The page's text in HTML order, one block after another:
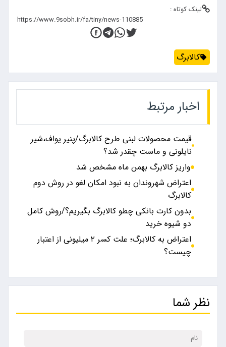
لینک کوتاه :
کالابرگ
اخبار مرتبط
قیمت محصولات لبنی طرح کالابرگ/پنیر یواف،شیر
نایلونی و ماست چقدر شد؟
واریز کالابرگ بهمن ماه مشخص شد
اعتراض شهروندان به نبود امکان لغو در روش دوم
کالابرگ
بدون کارت بانکی چطو کالابرگ بگیریم؟/روش کامل
دو شیوه خرید
اعتراض به کالابرگ؛ علت کسر ۲ میلیونی از اعتبار
چیست؟
نظر شما